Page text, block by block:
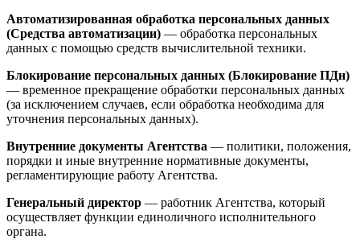
Автоматизированная обработка персональных данных
(Средства автоматизации) — обработка персональных
данных с помощью средств вычислительной техники.
Блокирование персональных данных (Блокирование ПДн)
— временное прекращение обработки персональных данных
(за исключением случаев, если обработка необходима для
уточнения персональных данных).
Внутренние документы Агентства — политики, положения,
порядки и иные внутренние нормативные документы,
регламентирующие работу Агентства.
Генеральный директор — работник Агентства, который
осуществляет функции единоличного исполнительного
органа.